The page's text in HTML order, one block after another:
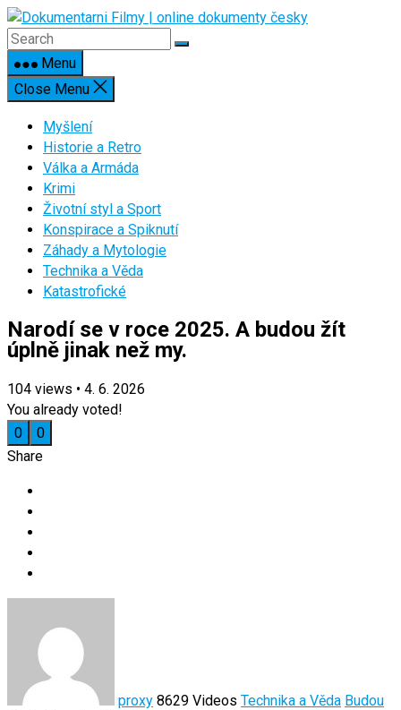
Skip
to
contentMenu
Close Menu
Myšlení
Historie a Retro
Válka a Armáda
Krimi
Životní styl a Sport
Konspirace a Spiknutí
Záhady a Mytologie
Technika a Věda
Katastrofické
Narodí se v roce 2025. A budou žít
úplně jinak než my.
104 views • 4. 6. 2026
You already voted!
0
0
Share
proxy 8629 Videos Technika a Věda Budou